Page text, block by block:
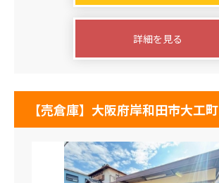
詳細を見る
【売倉庫】大阪府岸和田市大工町